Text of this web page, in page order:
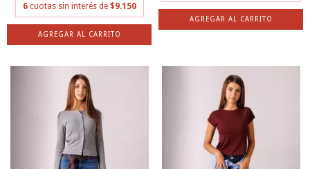
6 cuotas sin interés de $9.150
AGREGAR AL CARRITO
AGREGAR AL CARRITO